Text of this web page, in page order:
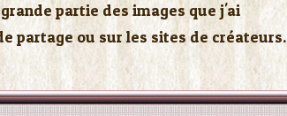
partie des images que j'ai
partage ou sur les sites de créateurs.